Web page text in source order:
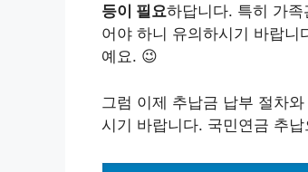
등이 필요하답니다. 특히 가
어야 하니 유의하시기 바랍니
예요. 😉
그럼 이제 추납금 납부 절차
시기 바랍니다. 국민연금 추납